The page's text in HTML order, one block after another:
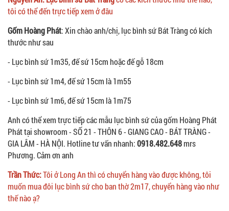
tôi có thể đến trực tiếp xem ở đâu
Gốm Hoàng Phát: Xin chào anh/chị, lục bình sứ Bát Tràng có kích
thước như sau
- Lục bình sứ 1m35, đế sứ 15cm hoặc đế gỗ 18cm
- Lục bình sứ 1m4, đế sứ 15cm là 1m55
- Lục bình sứ 1m6, đế sứ 15cm là 1m75
Anh có thể xem trực tiếp các mẫu lục bình sứ của gốm Hoàng Phát
Phát tại showroom - SỐ 21 - THÔN 6 - GIANG CAO - BÁT TRÀNG -
GIA LÂM - HÀ NỘI. Hotline tư vấn nhanh:0918.482.648mrs
Phương. Cảm ơn anh
Trần Thức:Tôi ở Long An thì có chuyển hàng vào được không, tôi
muốn mua đôi lục bình sứ cho ban thờ 2m17, chuyển hàng vào như
thế nào ạ?